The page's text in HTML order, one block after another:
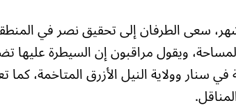
أكثر من 4 أشهر، سعى الطرفان إلى تحقيق نصر في
ويقول مراقبون إن السيطرة
في سنار وولاية النيل الأزرق المتاخمة،